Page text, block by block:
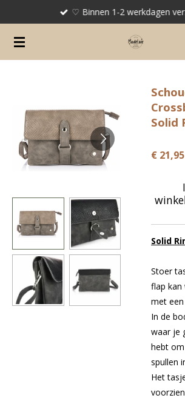
naar
de
♡ Binnen 1-2 werkdagen
Solid
€ 21,95
Solid
Stoer
flap kan
met
In de
waar je
hebt
spullen
Het